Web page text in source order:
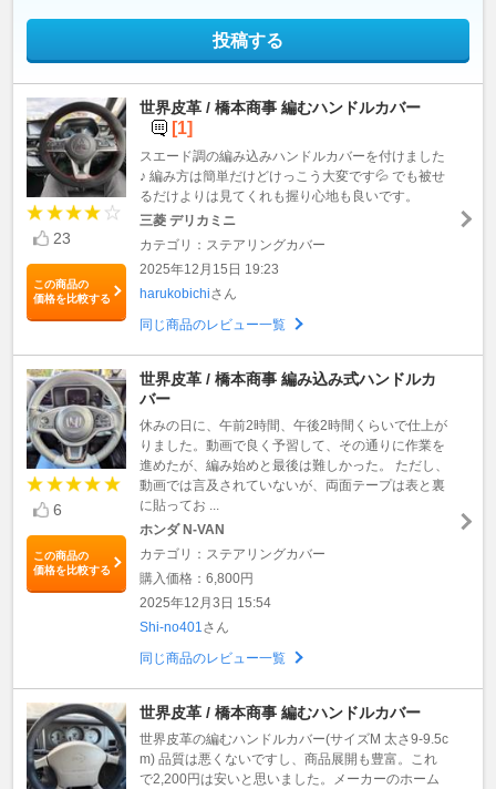
投稿する
23
この商品の
価格を比較する
世界皮革 / 橋本商事 編むハンドルカバー
[1]
スエード調の編み込みハンドルカバーを付けました
♪ 編み方は簡単だけどけっこう大変です💦 でも被せ
るだけよりは見てくれも握り心地も良いです。
三菱 デリカミニ
カテゴリ：ステアリングカバー
2025年12月15日 19:23
harukobichiさん
同じ商品のレビュー一覧
6
この商品の
価格を比較する
世界皮革 / 橋本商事 編み込み式ハンドルカ
バー
休みの日に、午前2時間、午後2時間くらいで仕上が
りました。動画で良く予習して、その通りに作業を
進めたが、編み始めと最後は難しかった。 ただし、
動画では言及されていないが、両面テープは表と裏
に貼ってお ...
ホンダ N-VAN
カテゴリ：ステアリングカバー
購入価格：6,800円
2025年12月3日 15:54
Shi-no401 さん
同じ商品のレビュー一覧
世界皮革 / 橋本商事 編むハンドルカバー
世界皮革の編むハンドルカバー(サイズM 太さ9-9.5c
m) 品質は悪くないですし、商品展開も豊富。これ
で2,200円は安いと思いました。メーカーのホーム